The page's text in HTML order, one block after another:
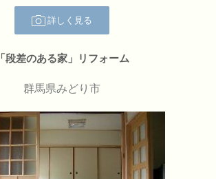
詳しく見る
「段差のある家」リフォーム
群馬県みどり市